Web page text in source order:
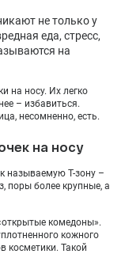
не только у
еда, стресс,
на
на носу. Их легко
– избавиться.
несомненно, есть.
на носу
называемую Т-зону –
поры более крупные, а
комедоны».
кожного
косметики. Такой